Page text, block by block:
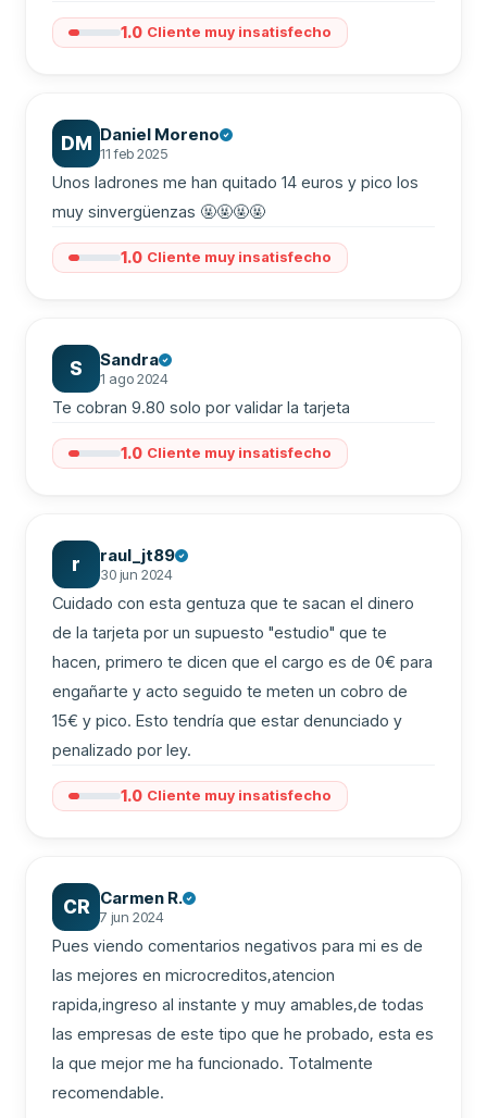
1.0 Cliente muy insatisfecho
DM Daniel Moreno
11 feb 2025
Unos ladrones me han quitado 14 euros y pico los
muy sinvergüenzas 🤬🤬🤬🤬
1.0 Cliente muy insatisfecho
S Sandra
1 ago 2024
Te cobran 9.80 solo por validar la tarjeta
1.0 Cliente muy insatisfecho
r raul_jt89
30 jun 2024
Cuidado con esta gentuza que te sacan el dinero
de la tarjeta por un supuesto "estudio" que te
hacen, primero te dicen que el cargo es de 0€ para
engañarte y acto seguido te meten un cobro de
15€ y pico. Esto tendría que estar denunciado y
penalizado por ley.
1.0 Cliente muy insatisfecho
CR Carmen R.
7 jun 2024
Pues viendo comentarios negativos para mi es de
las mejores en microcreditos,atencion
rapida,ingreso al instante y muy amables,de todas
las empresas de este tipo que he probado, esta es
la que mejor me ha funcionado. Totalmente
recomendable.